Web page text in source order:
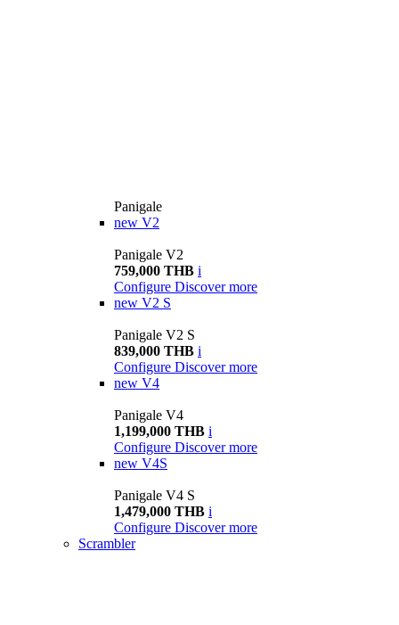
Panigale
new V2
Panigale V2
759,000 THB i
Configure Discover more
new V2 S
Panigale V2 S
839,000 THB i
Configure Discover more
new V4
Panigale V4
1,199,000 THB i
Configure Discover more
new V4S
Panigale V4 S
1,479,000 THB i
Configure Discover more
Scrambler